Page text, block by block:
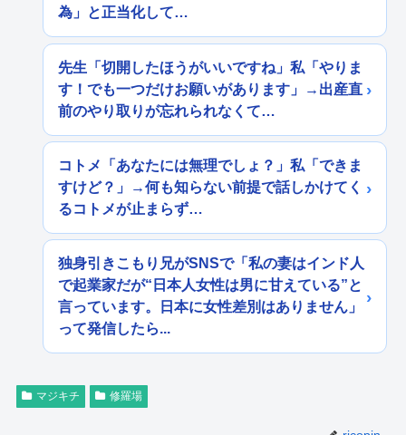
為」と正当化して…
先生「切開したほうがいいですね」私「やりま
す！でも一つだけお願いがあります」→出産直
前のやり取りが忘れられなくて…
コトメ「あなたには無理でしょ？」私「できま
すけど？」→何も知らない前提で話しかけてく
るコトメが止まらず…
独身引きこもり兄がSNSで「私の妻はインド人
で起業家だが“日本人女性は男に甘えている”と
言っています。日本に女性差別はありません」
って発信したら...
マジキチ 修羅場